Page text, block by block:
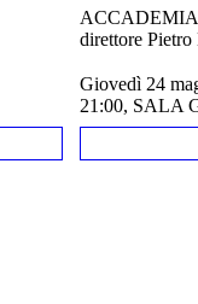
direttore
giovedì 24
21:00, SALA